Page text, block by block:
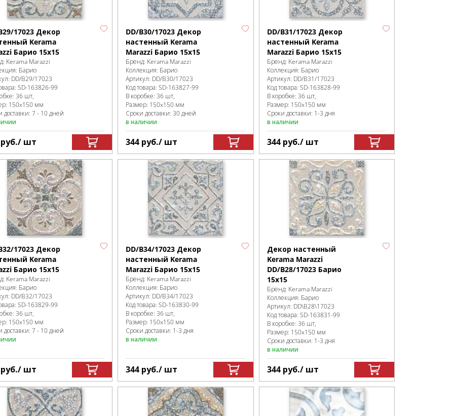
17023 Декор
Kerama
Барио 15x15
Kerama Marazzi
Барио
DD/B29/17023
SD-163826-99
: 36 шт,
150x150 мм
доставки: 7 - 10 дней
руб./ шт
DD/B30/17023 Декор
настенный Kerama
Marazzi Барио 15x15
Бренд: Kerama Marazzi
Коллекция: Барио
Артикул: DD/B30/17023
Код товара:SD-163827-99
В коробке:36 шт,
Размер: 150x150 мм
Сроки доставки: 30 дней
в наличии
344 руб./ шт
DD/B31/17023 Декор
настенный Kerama
Marazzi Барио 15x15
Бренд: Kerama Marazzi
Коллекция: Барио
Артикул: DD/B31/17023
Код товара: SD-163828-99
В коробке: 36 шт,
Размер: 150x150 мм
Сроки доставки: 1-3 дня
в наличии
344 руб./ шт
17023 Декор
Kerama
Барио 15x15
Kerama Marazzi
Барио
DD/B32/17023
SD-163829-99
: 36 шт,
150x150 мм
доставки: 7 - 10 дней
руб./ шт
DD/B34/17023 Декор
настенный Kerama
Marazzi Барио 15x15
Бренд: Kerama Marazzi
Коллекция: Барио
Артикул: DD/B34/17023
Код товара:SD-163830-99
В коробке:36 шт,
Размер: 150x150 мм
Сроки доставки: 1-3 дня
в наличии
344 руб./ шт
Декор настенный
Kerama Marazzi
DD/B28/17023 Барио
15x15
Бренд: Kerama Marazzi
Коллекция: Барио
Артикул: DD\B28\17023
Код товара: SD-163831-99
В коробке: 36 шт,
Размер: 150x150 мм
Сроки доставки: 1-3 дня
в наличии
344 руб./ шт